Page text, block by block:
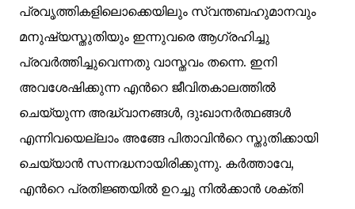
പ്രവൃത്തികളിലൊക്കെയിലും സ്വന്തബഹുമാനവും
മനുഷ്യസ്തുതിയും ഇന്നുവരെ ആഗ്രഹിച്ചു
പ്രവര്‍ത്തിച്ചുവെന്നതു വാസ്തവം തന്നെ. ഇനി
അവശേഷിക്കുന്ന എന്‍റെ ജീവിതകാലത്തില്‍
ചെയ്യുന്ന അദ്ധ്വാനങ്ങള്‍, ദുഃഖാനര്‍ത്ഥങ്ങള്‍
എന്നിവയെല്ലാം അങ്ങേ പിതാവിന്‍റെ സ്തുതിക്കായി
ചെയ്യാന്‍ സന്നദ്ധനായിരിക്കുന്നു. കര്‍ത്താവേ,
എന്‍റെ പ്രതിജ്ഞയില്‍ ഉറച്ചു നില്‍ക്കാന്‍ ശക്തി